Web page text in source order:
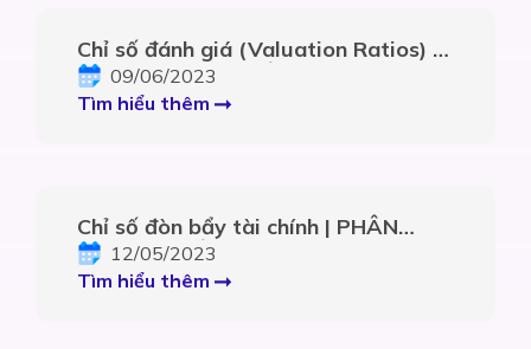
Chỉ số đánh giá (Valuation Ratios) |
PHÂN TÍCH CHỈ SỐ TÀI CHÍNH –
Phần 6
09/06/2023
Tìm hiểu thêm
Chỉ số đòn bẩy tài chính | PHÂN
TÍCH CHỈ SỐ TÀI CHÍNH – Phần 5.3
12/05/2023
Tìm hiểu thêm